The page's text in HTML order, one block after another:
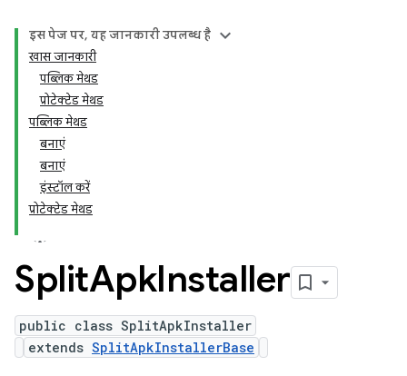
इस पेज पर, यह जानकारी उपलब्ध है
खास जानकारी
पब्लिक मेथड
प्रोटेक्टेड मेथड
पब्लिक मेथड
बनाएं
बनाएं
इंस्टॉल करें
प्रोटेक्टेड मेथड
SplitApkInstaller
public class SplitApkInstaller
extends SplitApkInstallerBase